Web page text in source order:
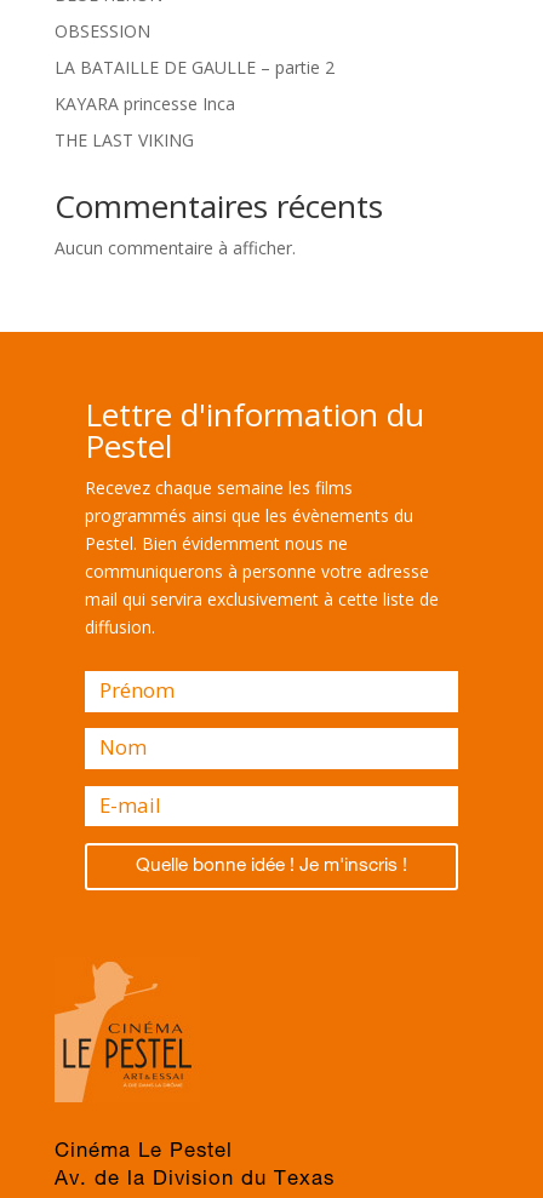
OBSESSION
LA BATAILLE DE GAULLE – partie 2
KAYARA princesse Inca
THE LAST VIKING
Commentaires récents
Aucun commentaire à afficher.
Lettre d'information du
Pestel
Recevez chaque semaine les films
programmés ainsi que les évènements du
Pestel. Bien évidemment nous ne
communiquerons à personne votre adresse
mail qui servira exclusivement à cette liste de
diffusion.
Quelle bonne idée ! Je m'inscris !
Cinéma Le Pestel
Av. de la Division du Texas